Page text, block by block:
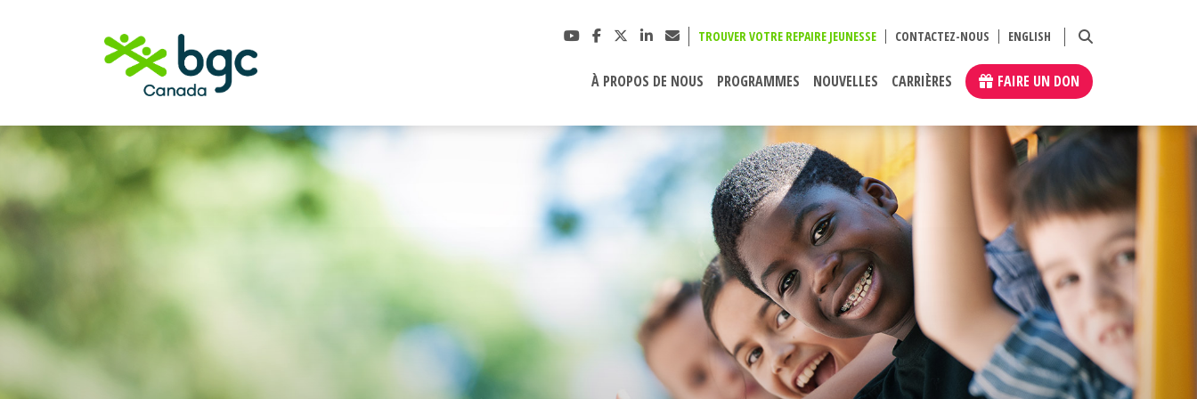
TROUVER VOTRE REPAIRE JEUNESSE CONTACTEZ-NOUS ENGLISH
À PROPOS DE NOUS PROGRAMMES NOUVELLES CARRIÈRES FAIRE UN DON